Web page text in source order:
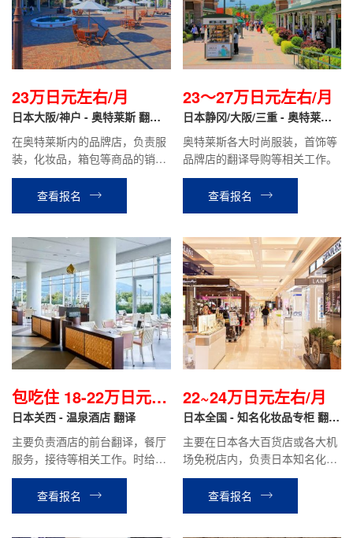
23万日元左右/月
日本大阪/神户 - 奥特莱斯 翻译
导购
在奥特莱斯内的品牌店，负责服
装，化妆品，箱包等商品的销售
翻译，商品整理，在库管理等工
作。时给1300日元~1500日元，
月收入税前约23万日元左右
查看报名
23～27万日元左右/月
日本静冈/大阪/三重 - 奥特莱斯
品牌专柜 翻译导购
奥特莱斯各大时尚服装，首饰等
品牌店的翻译导购等相关工作。
查看报名
包吃住 18-22万日元/
月
日本关西 - 温泉酒店 翻译
主要负责酒店的前台翻译，餐厅
服务，接待等相关工作。时给制
1050~1200日元/小时，月收
入：包住18~22万日元。
查看报名
22~24万日元左右/月
日本全国 - 知名化妆品专柜 翻译
导购
主要在日本各大百货店或各大机
场免税店内，负责日本知名化妆
品品牌的销售翻译工作。
查看报名